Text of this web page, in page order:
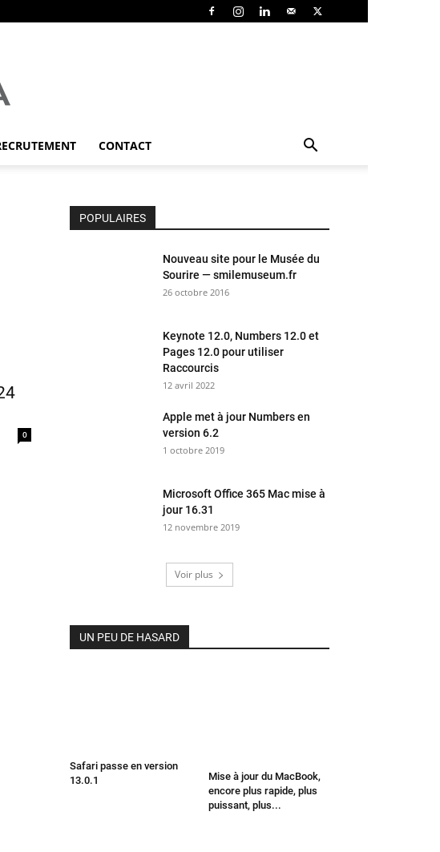
CONTACT
0
POPULAIRES
Nouveau site pour le Musée du
Sourire — smilemuseum.fr
26 octobre 2016
Keynote 12.0, Numbers 12.0 et
Pages 12.0 pour utiliser
Raccourcis
12 avril 2022
Apple met à jour Numbers en
version 6.2
1 octobre 2019
Microsoft Office 365 Mac mise à
jour 16.31
12 novembre 2019
Voir plus
UN PEU DE HASARD
Safari passe en version
13.0.1
Mise à jour du MacBook,
encore plus rapide, plus
puissant, plus...